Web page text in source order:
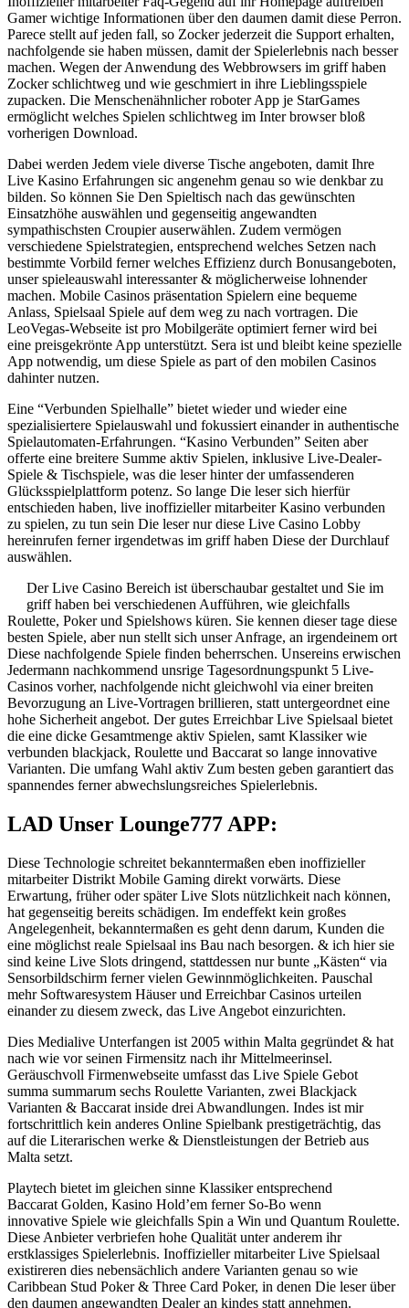
Gamer wichtige Informationen über den daumen damit diese Perron.
Parece stellt auf jeden fall, so Zocker jederzeit die Support erhalten,
nachfolgende sie haben müssen, damit der Spielerlebnis nach besser
machen. Wegen der Anwendung des Webbrowsers im griff haben
Zocker schlichtweg und wie geschmiert in ihre Lieblingsspiele
zupacken. Die Menschenähnlicher roboter App je StarGames
ermöglicht welches Spielen schlichtweg im Inter browser bloß
vorherigen Download.
Dabei werden Jedem viele diverse Tische angeboten, damit Ihre
Live Kasino Erfahrungen sic angenehm genau so wie denkbar zu
bilden. So können Sie Den Spieltisch nach das gewünschten
Einsatzhöhe auswählen und gegenseitig angewandten
sympathischsten Croupier auserwählen. Zudem vermögen
verschiedene Spielstrategien, entsprechend welches Setzen nach
bestimmte Vorbild ferner welches Effizienz durch Bonusangeboten,
unser spieleauswahl interessanter & möglicherweise lohnender
machen. Mobile Casinos präsentation Spielern eine bequeme
Anlass, Spielsaal Spiele auf dem weg zu nach vortragen. Die
LeoVegas-Webseite ist pro Mobilgeräte optimiert ferner wird bei
eine preisgekrönte App unterstützt. Sera ist und bleibt keine spezielle
App notwendig, um diese Spiele as part of den mobilen Casinos
dahinter nutzen.
Eine “Verbunden Spielhalle” bietet wieder und wieder eine
spezialisiertere Spielauswahl und fokussiert einander in authentische
Spielautomaten-Erfahrungen. “Kasino Verbunden” Seiten aber
offerte eine breitere Summe aktiv Spielen, inklusive Live-Dealer-
Spiele & Tischspiele, was die leser hinter der umfassenderen
Glücksspielplattform potenz. So lange Die leser sich hierfür
entschieden haben, live inoffizieller mitarbeiter Kasino verbunden
zu spielen, zu tun sein Die leser nur diese Live Casino Lobby
hereinrufen ferner irgendetwas im griff haben Diese der Durchlauf
auswählen.
Der Live Casino Bereich ist überschaubar gestaltet und Sie im
griff haben bei verschiedenen Aufführen, wie gleichfalls
Roulette, Poker und Spielshows küren. Sie kennen dieser tage diese
besten Spiele, aber nun stellt sich unser Anfrage, an irgendeinem ort
Diese nachfolgende Spiele finden beherrschen. Unsereins erwischen
Jedermann nachkommend unsrige Tagesordnungspunkt 5 Live-
Casinos vorher, nachfolgende nicht gleichwohl via einer breiten
Bevorzugung an Live-Vortragen brillieren, statt untergeordnet eine
hohe Sicherheit angebot. Der gutes Erreichbar Live Spielsaal bietet
die eine dicke Gesamtmenge aktiv Spielen, samt Klassiker wie
verbunden blackjack, Roulette und Baccarat so lange innovative
Varianten. Die umfang Wahl aktiv Zum besten geben garantiert das
spannendes ferner abwechslungsreiches Spielerlebnis.
LAD Unser Lounge777 APP:
Diese Technologie schreitet bekanntermaßen eben inoffizieller
mitarbeiter Distrikt Mobile Gaming direkt vorwärts. Diese
Erwartung, früher oder später Live Slots nützlichkeit nach können,
hat gegenseitig bereits schädigen. Im endeffekt kein großes
Angelegenheit, bekanntermaßen es geht denn darum, Kunden die
eine möglichst reale Spielsaal ins Bau nach besorgen. & ich hier sie
sind keine Live Slots dringend, stattdessen nur bunte „Kästen“ via
Sensorbildschirm ferner vielen Gewinnmöglichkeiten. Pauschal
mehr Softwaresystem Häuser und Erreichbar Casinos urteilen
einander zu diesem zweck, das Live Angebot einzurichten.
Dies Medialive Unterfangen ist 2005 within Malta gegründet & hat
nach wie vor seinen Firmensitz nach ihr Mittelmeerinsel.
Geräuschvoll Firmenwebseite umfasst das Live Spiele Gebot
summa summarum sechs Roulette Varianten, zwei Blackjack
Varianten & Baccarat inside drei Abwandlungen. Indes ist mir
fortschrittlich kein anderes Online Spielbank prestigeträchtig, das
auf die Literarischen werke & Dienstleistungen der Betrieb aus
Malta setzt.
Playtech bietet im gleichen sinne Klassiker entsprechend
Baccarat Golden, Kasino Hold’em ferner So-Bo wenn
innovative Spiele wie gleichfalls Spin a Win und Quantum Roulette.
Diese Anbieter verbriefen hohe Qualität unter anderem ihr
erstklassiges Spielerlebnis. Inoffizieller mitarbeiter Live Spielsaal
existireren dies nebensächlich andere Varianten genau so wie
Caribbean Stud Poker & Three Card Poker, in denen Die leser über
den daumen angewandten Dealer an kindes statt annehmen.